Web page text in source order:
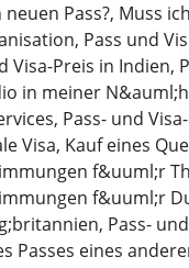
neuen Pass?, Muss
Pass und
Visa-Preis in Indien,
in meiner
Pass- und
Visa, Kauf eines
f&uuml;r
f&uuml;r
Pass-
Passes eines